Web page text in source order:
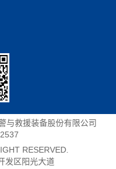
与救援装备股份有限公司
RESERVED.
发区阳光大道